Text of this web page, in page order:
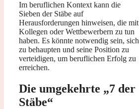
Im beruflichen Kontext kann die
Sieben der Stäbe auf
Herausforderungen hinweisen, die mit
Kollegen oder Wettbewerbern zu tun
haben. Es könnte notwendig sein, sich
zu behaupten und seine Position zu
verteidigen, um beruflichen Erfolg zu
erreichen.
Die umgekehrte „7 der
Stäbe“